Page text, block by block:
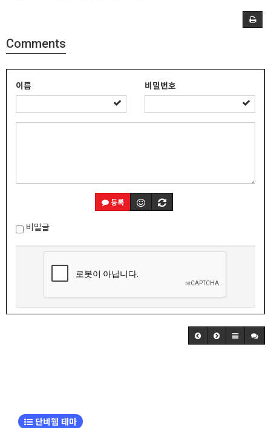
Comments
이름 비밀번호
등록
비밀글
단비웹 테마